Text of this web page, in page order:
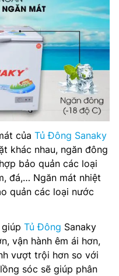
của Tủ Đông Sanaky
khác nhau, ngăn đông
bảo quản các loại
đá,… Ngăn mát nhiệt
quản các loại nước
Tủ Đông Sanaky
vận hành êm ái hơn,
vượt trội hơn so với
sóc sẽ giúp phân